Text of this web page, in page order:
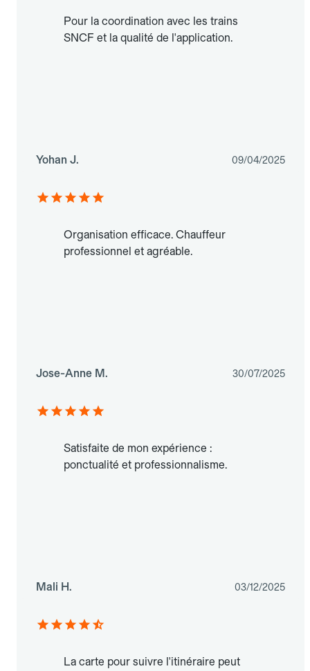
Pour la coordination avec les trains
SNCF et la qualité de l'application.
Yohan J. 09/04/2025
Organisation efficace. Chauffeur
professionnel et agréable.
Jose-Anne M. 30/07/2025
Satisfaite de mon expérience :
ponctualité et professionnalisme.
Mali H. 03/12/2025
La carte pour suivre l'itinéraire peut